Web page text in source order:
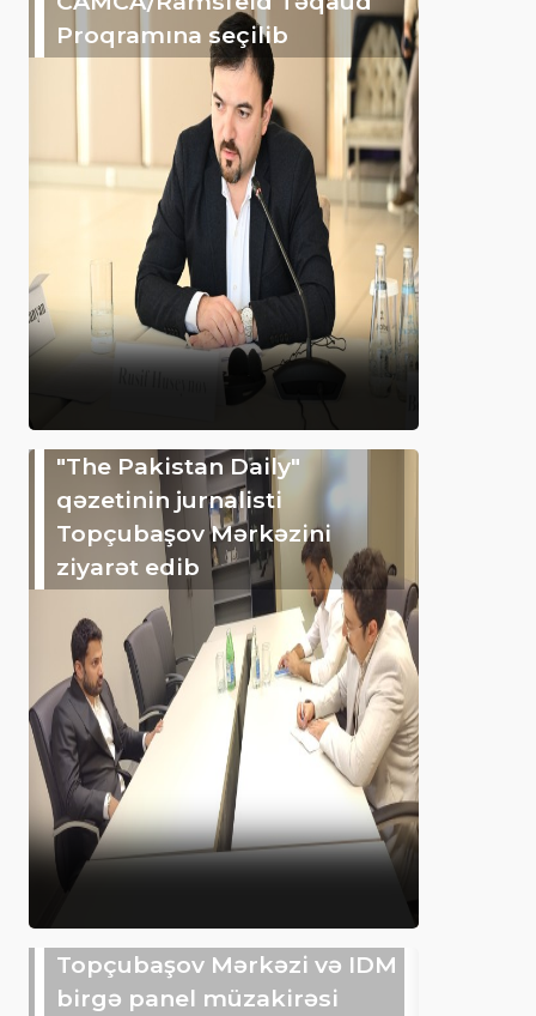
Proqramına seçilib
"The Pakistan Daily"
qəzetinin jurnalisti
Topçubaşov Mərkəzini
ziyarət edib
Topçubaşov Mərkəzi və IDM
birgə panel müzakirəsi